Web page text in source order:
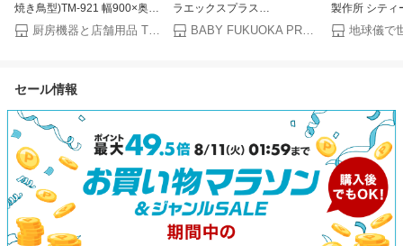
焼き鳥型)TM-921 幅900×奥行
210×高さ165mm【業務用/新
品/送料無料】
厨房機器と店舗用品 TENPOS
ラエックスプラス
AC（CururilaXplusAC）新生
児・チャイルドシート ISOFIX
BABY FUKUOKA PROSHOP
製作所 シティ
台） 15cm 行
地球儀で
セール情報